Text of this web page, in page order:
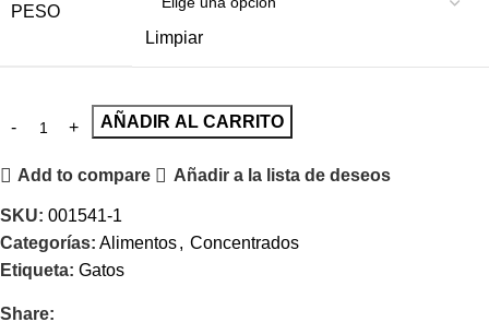
PESO
Limpiar
AÑADIR AL CARRITO
Add to compare Añadir a la lista de deseos
SKU: 001541-1
Categorías: Alimentos, Concentrados
Etiqueta: Gatos
Share: